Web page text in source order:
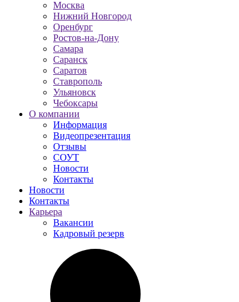
Москва
Нижний Новгород
Оренбург
Ростов-на-Дону
Самара
Саранск
Саратов
Ставрополь
Ульяновск
Чебоксары
О компании
Информация
Видеопрезентация
Отзывы
СОУТ
Новости
Контакты
Новости
Контакты
Карьера
Вакансии
Кадровый резерв